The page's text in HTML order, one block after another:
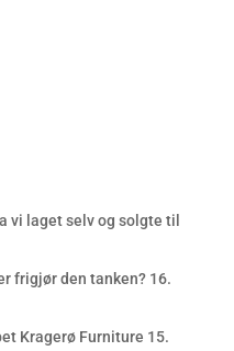
vi laget selv og solgte til
frigjør den tanken? 16.
Kragerø Furniture 15.